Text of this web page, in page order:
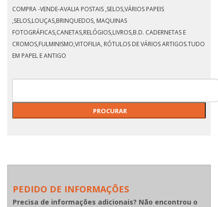
COMPRA -VENDE-AVALIA POSTAIS ,SELOS,VÁRIOS PAPEIS
,SELOS,LOUÇAS,BRINQUEDOS, MAQUINAS
FOTOGRÁFICAS,CANETAS,RELÓGIOS,LIVROS,B.D. CADERNETAS E
CROMOS,FULMINISMO,VITOFILIA, RÓTULOS DE VÁRIOS ARTIGOS.TUDO
EM PAPEL E ANTIGO
PEDIDO DE INFORMAÇÕES
Precisa de informações adicionais? Não encontrou o